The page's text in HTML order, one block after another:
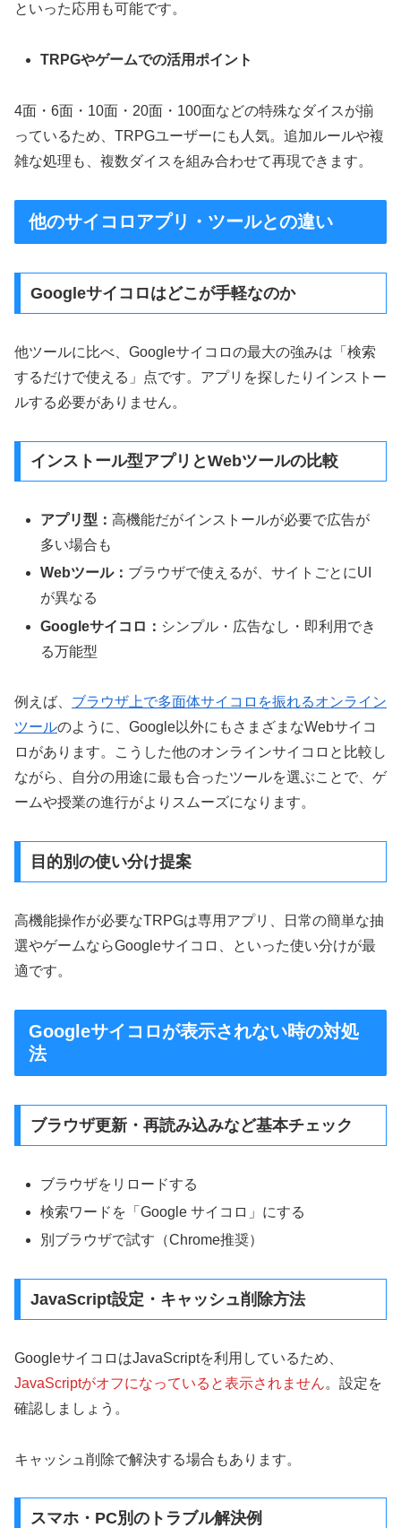
といった応用も可能です。
TRPGやゲームでの活用ポイント
4面・6面・10面・20面・100面などの特殊なダイスが揃
っているため、TRPGユーザーにも人気。追加ルールや複
雑な処理も、複数ダイスを組み合わせて再現できます。
他のサイコロアプリ・ツールとの違い
Googleサイコロはどこが手軽なのか
他ツールに比べ、Googleサイコロの最大の強みは「検索
するだけで使える」点です。アプリを探したりインストー
ルする必要がありません。
インストール型アプリとWebツールの比較
アプリ型：高機能だがインストールが必要で広告が
多い場合も
Webツール： ブラウザで使えるが、サイトごとにUI
が異なる
Googleサイコロ： シンプル・広告なし・即利用でき
る万能型
例えば、 ブラウザ上で多面体サイコロを振れるオンライン
ツールのように、Google以外にもさまざまなWebサイコ
ロがあります。こうした他のオンラインサイコロと比較し
ながら、自分の用途に最も合ったツールを選ぶことで、ゲ
ームや授業の進行がよりスムーズになります。
目的別の使い分け提案
高機能操作が必要なTRPGは専用アプリ、日常の簡単な抽
選やゲームならGoogleサイコロ、といった使い分けが最
適です。
Googleサイコロが表示されない時の対処
法
ブラウザ更新・再読み込みなど基本チェック
ブラウザをリロードする
検索ワードを「Google サイコロ」にする
別ブラウザで試す（Chrome推奨）
JavaScript設定・キャッシュ削除方法
GoogleサイコロはJavaScriptを利用しているため、
JavaScriptがオフになっていると表示されません。設定を
確認しましょう。
キャッシュ削除で解決する場合もあります。
スマホ・PC別のトラブル解決例